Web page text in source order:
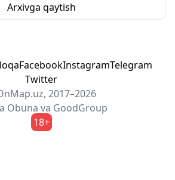
Arxivga qaytish
FacebookInstagramTelegram
Twitter
2017–2026
Obuna va GoodGroup
18+